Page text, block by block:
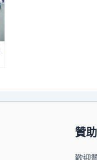
贊